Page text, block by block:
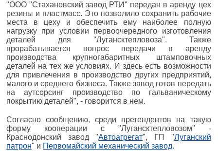
"ООО "Стахановский завод РТИ" передан в аренду цех
резины и пластмасс. Это позволило сохранить рабочие
места в цеху и обеспечить ему наиболее полную
нагрузку при условии первоочередного изготовления
деталей для "Лугансктепловоза". Также
прорабатывается вопрос передачи в аренду
производства крупногабаритных штамповочных
деталей на тех же условиях. И здесь есть возможности
для привлечения в производство других предприятий,
малого и среднего бизнеса. Также завод готов передать
на аутсорсинг производство по гальваническому
покрытию деталей", - говорится в нем.
Согласно сообщению, среди претендентов на такую
форму кооперации с "Лугансктепловозом" -
Краснодонский завод "Автоагрегат", ГП "Луганский
патрон" и Первомайский механический завод.